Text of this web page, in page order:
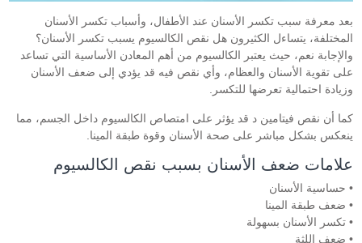
بعد معرفة سبب تكسر الأسنان عند الأطفال، وأسباب تكسر الأسنان
المختلفة، يتساءل الكثيرون هل نقص الكالسيوم يسبب تكسر الأسنان؟
والإجابة نعم، حيث يعتبر الكالسيوم من أهم المعادن الأساسية التي تساعد
على تقوية الأسنان والعظام، وأي نقص فيه قد يؤدي إلى ضعف الأسنان
وزيادة احتمالية تعرضها للتكسر.
كما أن نقص فيتامين د قد يؤثر على امتصاص الكالسيوم داخل الجسم، مما
ينعكس بشكل مباشر على صحة الأسنان وقوة طبقة المينا.
علامات ضعف الأسنان بسبب نقص الكالسيوم
• حساسية الأسنان
• ضعف طبقة المينا
• تكسر الأسنان بسهولة
• ضعف اللثة